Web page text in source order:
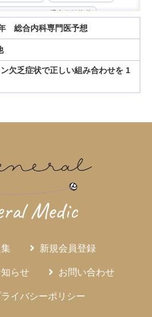
インピーダンス試験
ズマブ
ン エルシニア腸炎
キシバット
抑制薬 カルチノイド
がん薬物療法
ジア グラム染色
トスポリジウム症 グレリン
テロール塞栓症
コイドーシス サルコペニア
総合内科専門医予想
欠乏症状で正しい組み合わせを 1
Medic
新規会員登録
らせ お問い合わせ
ライバシーポリシー